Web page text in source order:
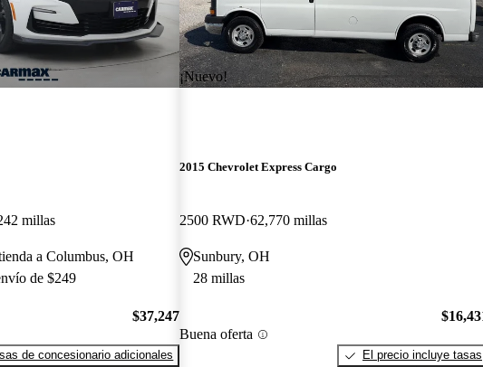
millas
a Columbus, OH
de $249
$37,247
de concesionario adicionales
¡Nuevo!
2015 Chevrolet Express Cargo
2500 RWD 62,770 millas
Sunbury, OH
28 millas
Buena oferta
El precio incluye tasas